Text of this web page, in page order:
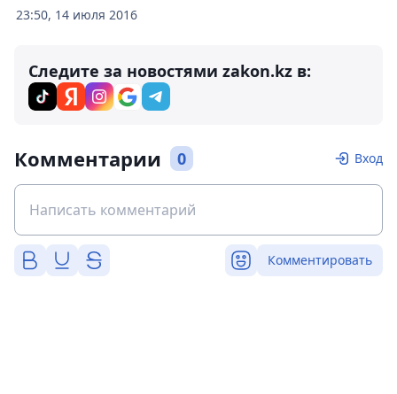
23:50, 14 июля 2016
Следите за новостями zakon.kz в:
Комментарии 0 Вход
Комментировать